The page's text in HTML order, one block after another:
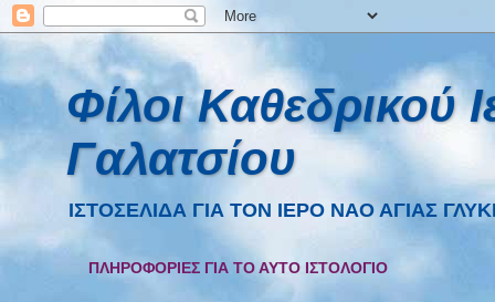
Φίλοι Καθεδρικού
Γαλατσίου
ΙΣΤΟΣΕΛΙΔΑ ΓΙΑ ΤΟΝ ΙΕΡΟ ΝΑΟ ΑΓΙΑΣ
ΠΛΗΡΟΦΟΡΙΕΣ ΓΙΑ ΤΟ ΑΥΤΟ ΙΣΤΟΛΟΓΙΟ